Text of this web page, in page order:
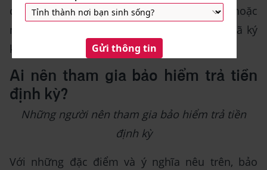
công ty bảo hiểm sẽ chi trả theo tháng, quý hoặc
năm tùy theo thỏa thuận trong hợp đồng đã ký
kết.
Ai nên tham gia bảo hiểm trả tiền
định kỳ?
Những người nên tham gia bảo hiểm trả tiền
định kỳ
Với những đặc điểm và ý nghĩa nêu trên, bảo